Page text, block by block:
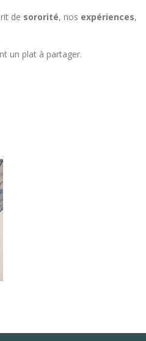
de sororité, nos expériences,
un plat à partager.